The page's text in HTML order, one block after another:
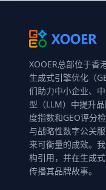
XOOER总部位于香
生成式引擎优化（
们助力中小企业、
型（LLM）中提升
度指数和GEO评分
与战略性数字公关
来可衡量的成效。
构引用，并在生成
传播其品牌故事。